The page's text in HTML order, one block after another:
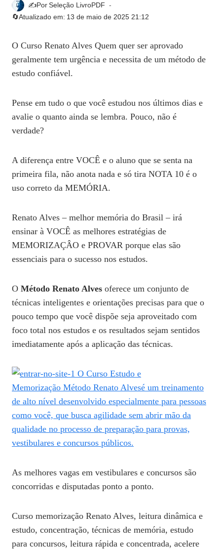
✍️PorSeleção LivroPDF
🔄Atualizado em: 13 de maio de 2025 21:12
O Curso Renato Alves Quem quer ser aprovado
geralmente tem urgência e necessita de um método de
estudo confiável.
Pense em tudo o que você estudou nos últimos dias e
avalie o quanto ainda se lembra. Pouco, não é
verdade?
A diferença entre VOCÊ e o aluno que se senta na
primeira fila, não anota nada e só tira NOTA 10 é o
uso correto da MEMÓRIA.
Renato Alves – melhor memória do Brasil – irá
ensinar à VOCÊ as melhores estratégias de
MEMORIZAÇÂO e PROVAR porque elas são
essenciais para o sucesso nos estudos.
O Método Renato Alves oferece um conjunto de
técnicas inteligentes e orientações precisas para que o
pouco tempo que você dispõe seja aproveitado com
foco total nos estudos e os resultados sejam sentidos
imediatamente após a aplicação das técnicas.
As melhores vagas em vestibulares e concursos são
concorridas e disputadas ponto a ponto.
Curso memorização Renato Alves, leitura dinâmica e
estudo, concentração, técnicas de memória, estudo
para concursos, leitura rápida e concentrada, acelere